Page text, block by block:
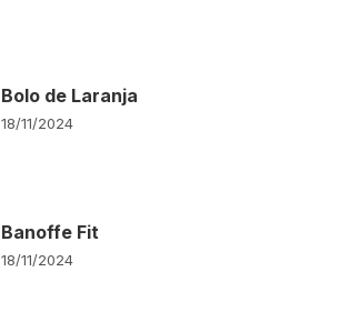
Bolo de Laranja
18/11/2024
Banoffe Fit
18/11/2024